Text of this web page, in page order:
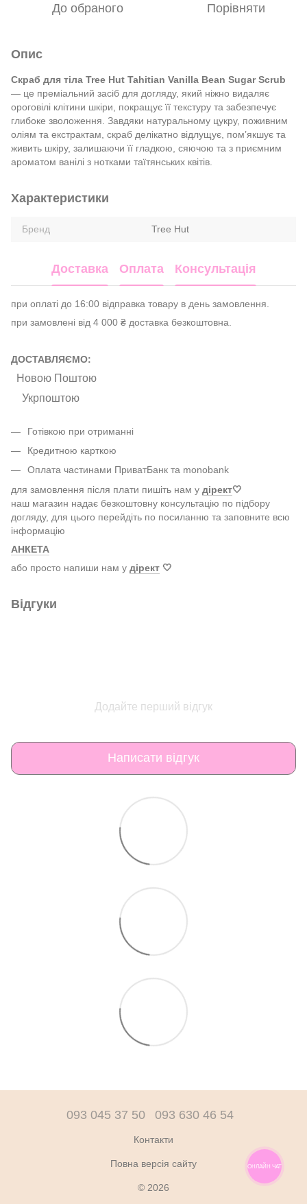
До обраного Порівняти
Опис
Скраб для тіла Tree Hut Tahitian Vanilla Bean Sugar Scrub
— це преміальний засіб для догляду, який ніжно видаляє
ороговілі клітини шкіри, покращує її текстуру та забезпечує
глибоке зволоження. Завдяки натуральному цукру, поживним
оліям та екстрактам, скраб делікатно відлущує, пом’якшує та
живить шкіру, залишаючи її гладкою, сяючою та з приємним
ароматом ванілі з нотками таїтянських квітів.
Характеристики
Бренд Tree Hut
Доставка Оплата Консультація
при оплаті до 16:00 відправка товару в день замовлення.
при замовлені від 4 000 ₴ доставка безкоштовна.
ДОСТАВЛЯЄМО:
Новою Поштою
Укрпоштою
Готівкою при отриманні
Кредитною карткою
Оплата частинами ПриватБанк та monobank
для замовлення після плати пишіть нам у дірект🤍
наш магазин надає безкоштовну консультацію по підбору
догляду, для цього перейдіть по посиланню та заповните всю
інформацію
АНКЕТА
або просто напиши нам у дірект 🤍
Відгуки
Додайте перший відгук
Написати відгук
093 045 37 50 093 630 46 54
Контакти
Повна версія сайту
© 2026
ОНЛАЙН ЧАТ